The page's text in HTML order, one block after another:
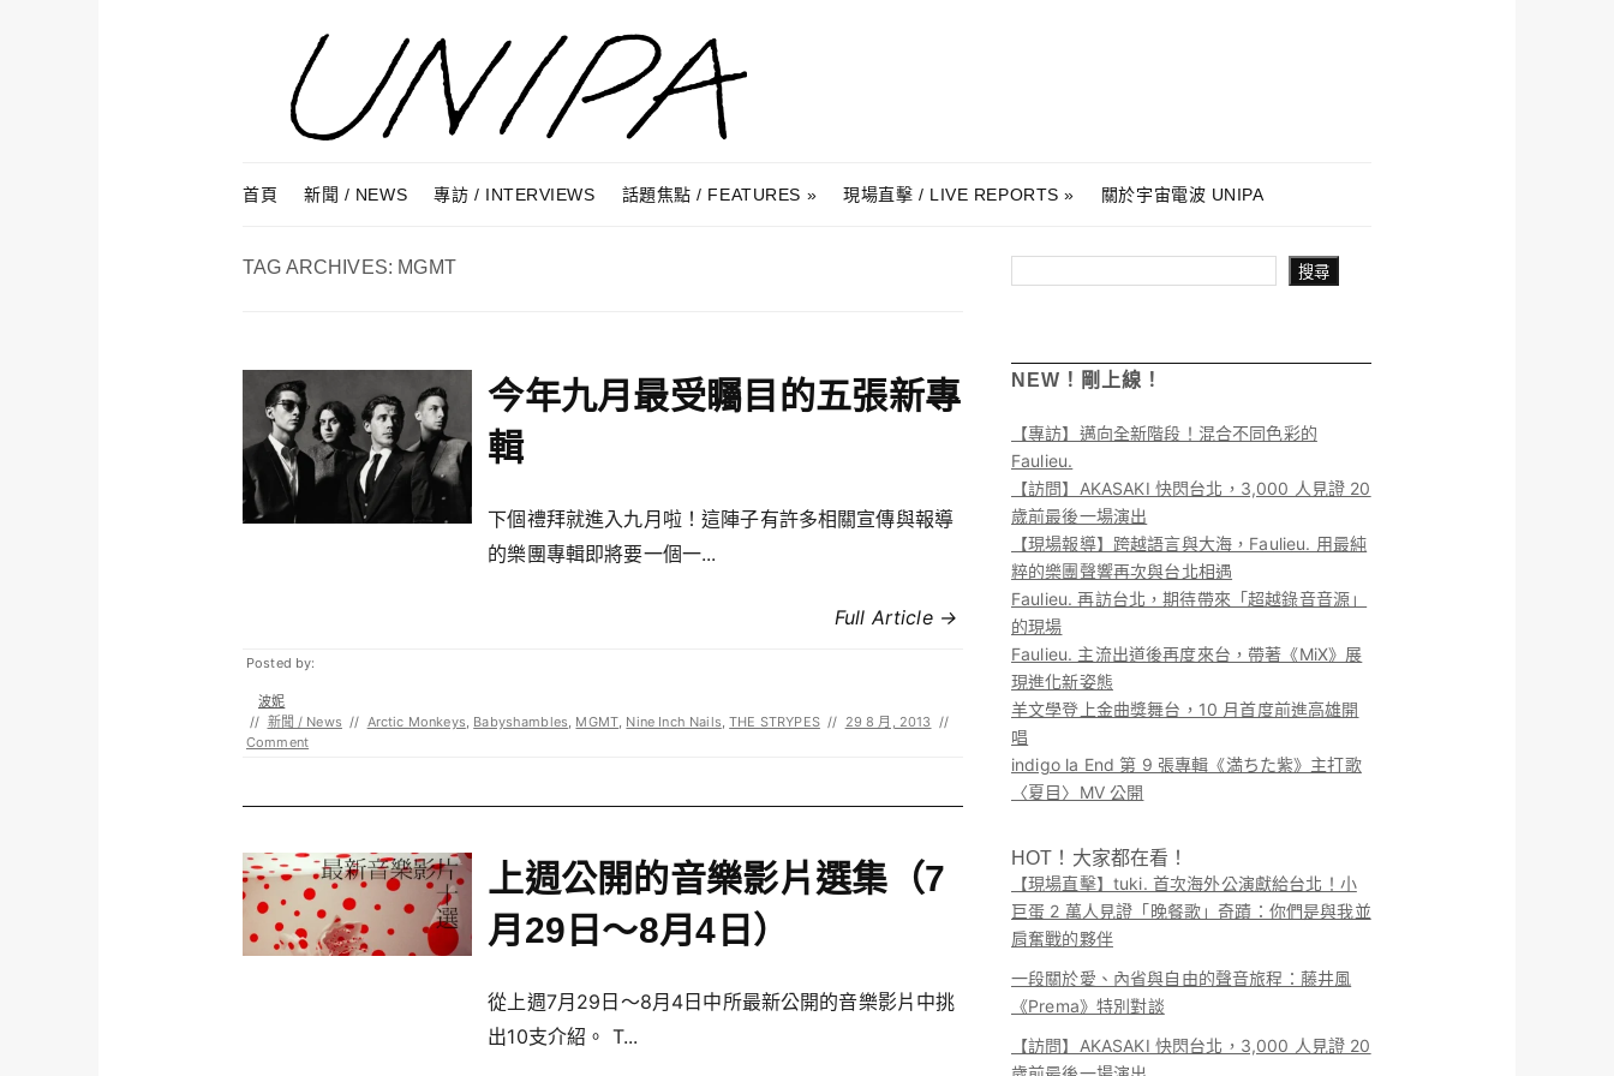
Menu
首頁
新聞 / NEWS 專訪 / INTERVIEWS 話題焦點 / FEATURES 現場直擊 / LIVE REPORTS 關於宇宙電波 UNIPA
TAG ARCHIVES: MGMT
今年九月最受矚目的五張新專
輯
下個禮拜就進入九月啦！這陣子有許多相關宣傳與報導
的樂團專輯即將要一個一...
Full Article →
Posted by:
波妮
// 新聞 / News // Arctic Monkeys, Babyshambles, MGMT, Nine Inch Nails,THE STRYPES // 29 8 月, 2013 //
Comment
上週公開的音樂影片選集（7
月29日～8月4日）
從上週7月29日～8月4日中所最新公開的音樂影片中挑
出10支介紹。 T...
搜尋
NEW！剛上線！
【專訪】邁向全新階段！混合不同色彩的
Faulieu.
【訪問】AKASAKI 快閃台北，3,000 人見證 20
歲前最後一場演出
【現場報導】跨越語言與大海，Faulieu. 用最純
粹的樂團聲響再次與台北相遇
Faulieu. 再訪台北，期待帶來「超越錄音音源」
的現場
Faulieu. 主流出道後再度來台，帶著《MiX》展
現進化新姿態
羊文學登上金曲獎舞台，10 月首度前進高雄開
唱
indigo la End 第 9 張專輯《満ちた紫》主打歌
〈夏目〉MV 公開
HOT！大家都在看！
【現場直擊】tuki. 首次海外公演獻給台北！小
巨蛋 2 萬人見證「晚餐歌」奇蹟：你們是與我並
肩奮戰的夥伴
一段關於愛、內省與自由的聲音旅程：藤井風
《Prema》特別對談
【訪問】AKASAKI 快閃台北，3,000 人見證 20